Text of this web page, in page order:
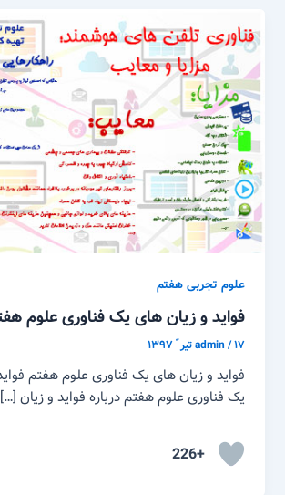
علوم تجربی هفتم
فواید و زیان های یک فناوری علوم
admin/۱۷ تیر ّ ۱۳۹۷
فواید و زیان های یک فناوری علوم هفتم
یک فناوری علوم هفتم درباره فواید و زیان […]
+226